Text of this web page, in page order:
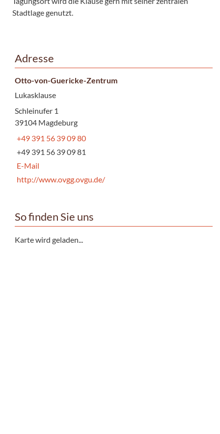
Stadtlage genutzt.
Adresse
Otto-von-Guericke-Zentrum
Lukasklause
Schleinufer 1
39104 Magdeburg
+49 391 56 39 09 80
+49 391 56 39 09 81
E-Mail
http://www.ovgg.ovgu.de/
So finden Sie uns
Karte wird geladen...